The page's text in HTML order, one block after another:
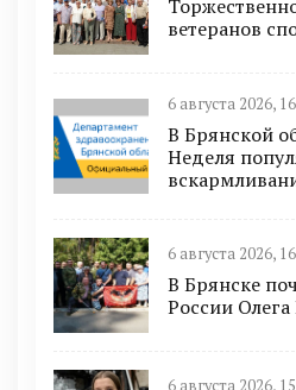
ветеранов
6 августа 2026,
В Брянской
Неделя
6 августа 2026,
В Брянске
России